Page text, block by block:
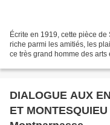
Écrite en 1919, cette pièce
riche parmi les amitiés, les
ce très grand homme des arts
DIALOGUE AUX
ET